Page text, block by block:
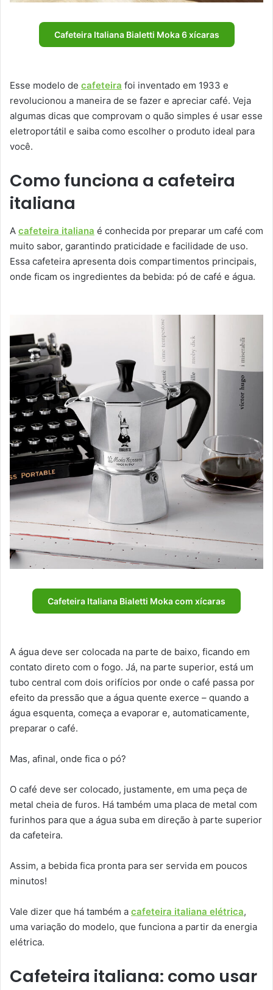
Cafeteira Italiana Bialetti Moka 6 xícaras
Esse modelo de cafeteira foi inventado em 1933 e
revolucionou a maneira de se fazer e apreciar café. Veja
algumas dicas que comprovam o quão simples é usar esse
eletroportátil e saiba como escolher o produto ideal para
você.
Como funciona a cafeteira
italiana
A cafeteira italiana é conhecida por preparar um café com
muito sabor, garantindo praticidade e facilidade de uso.
Essa cafeteira apresenta dois compartimentos principais,
onde ficam os ingredientes da bebida: pó de café e água.
Cafeteira Italiana Bialetti Moka com xícaras
A água deve ser colocada na parte de baixo, ficando em
contato direto com o fogo. Já, na parte superior, está um
tubo central com dois orifícios por onde o café passa por
efeito da pressão que a água quente exerce – quando a
água esquenta, começa a evaporar e, automaticamente,
preparar o café.
Mas, afinal, onde fica o pó?
O café deve ser colocado, justamente, em uma peça de
metal cheia de furos. Há também uma placa de metal com
furinhos para que a água suba em direção à parte superior
da cafeteira.
Assim, a bebida fica pronta para ser servida em poucos
minutos!
Vale dizer que há também a cafeteira italiana elétrica,
uma variação do modelo, que funciona a partir da energia
elétrica.
Cafeteira italiana: como usar